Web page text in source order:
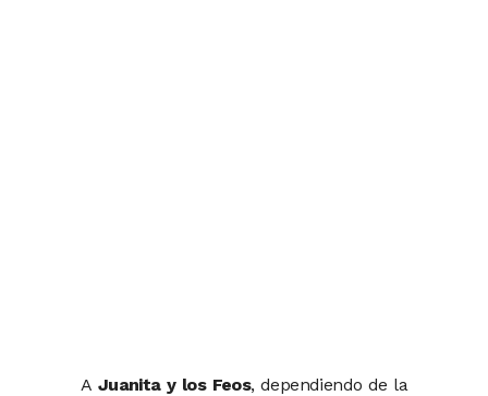
A Juanita y los Feos, dependiendo de la